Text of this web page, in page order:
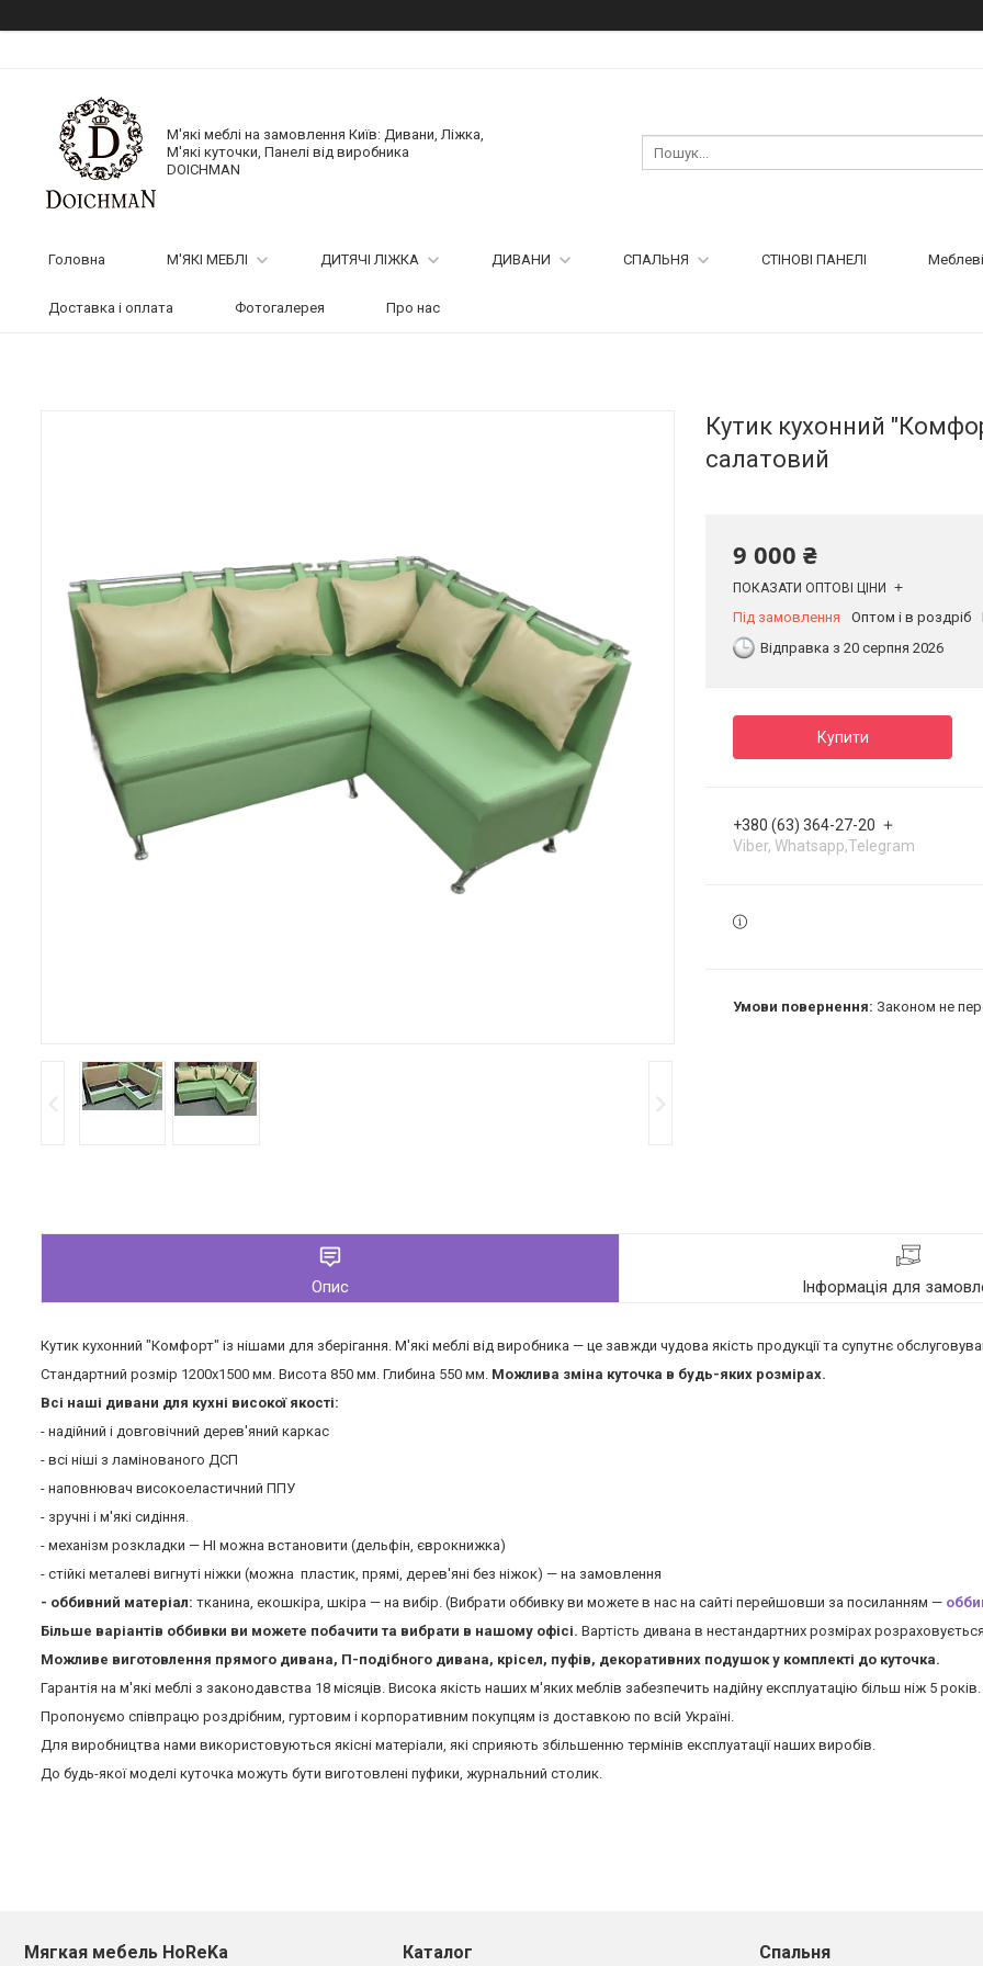
М'які меблі на замовлення Київ: Дивани, Ліжка,
М'які куточки, Панелі від виробника
DOICHMAN
Головна М'ЯКІ МЕБЛІ ДИТЯЧІ ЛІЖКА ДИВАНИ СПАЛЬНЯ СТІНОВІ ПАНЕЛІ
Доставка і оплата Фотогалерея Про нас
Кутик кухонний
салатовий
9 000 ₴
ПОКАЗАТИ ОПТОВІ ЦІНИ
Під замовлення Оптом і в роздріб
Відправка з 20 серпня 2026
Купити
+380 (63) 364-27-20
Viber, Whatsapp,Telegram
Законом не
Опис Інформація для
Кутик кухонний "Комфорт" із нішами для зберігання. М'які меблі від виробника — це завжди чудова якість продукції та супутнє
Стандартний розмір 1200х1500 мм. Висота 850 мм. Глибина 550 мм. Можлива зміна куточка в будь-яких розмірах.
Всі наші дивани для кухні високої якості:
- надійний і довговічний дерев'яний каркас
- всі ніші з ламінованого ДСП
- наповнювач високоеластичний ППУ
- зручні і м'які сидіння.
- механізм розкладки — НІ можна встановити (дельфін, єврокнижка)
- стійкі металеві вигнуті ніжки (можна пластик, прямі, дерев'яні без ніжок) — на замовлення
- оббивний матеріал: тканина, екошкіра, шкіра — на вибір. (Вибрати оббивку ви можете в нас на сайті перейшовши за посиланням —
Більше варіантів оббивки ви можете побачити та вибрати в нашому офісі. Вартість дивана в нестандартних розмірах
Можливе виготовлення прямого дивана, П-подібного дивана, крісел, пуфів, декоративних подушок у комплекті до куточка.
Гарантія на м'які меблі з законодавства 18 місяців. Висока якість наших м'яких меблів забезпечить надійну експлуатацію більш ніж 5 років.
Пропонуємо співпрацю роздрібним, гуртовим і корпоративним покупцям із доставкою по всій Україні.
Для виробництва нами використовуються якісні матеріали, які сприяють збільшенню термінів експлуатації наших виробів.
До будь-якої моделі куточка можуть бути виготовлені пуфики, журнальний столик.
Мягкая мебель HoReKa Каталог Спальня